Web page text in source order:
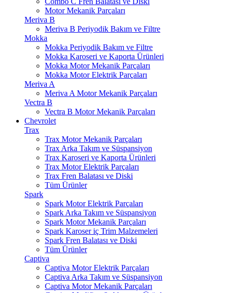
Motor Mekanik Parçaları
Meriva B
Meriva B Periyodik Bakım ve Filtre
Mokka
Mokka Periyodik Bakım ve Filtre
Mokka Karoseri ve Kaporta Ürünleri
Mokka Motor Mekanik Parçaları
Mokka Motor Elektrik Parçaları
Meriva A
Meriva A Motor Mekanik Parçaları
Vectra B
Vectra B Motor Mekanik Parçaları
Chevrolet
Trax
Trax Motor Mekanik Parçaları
Trax Arka Takım ve Süspansiyon
Trax Karoseri ve Kaporta Ürünleri
Trax Motor Elektrik Parçaları
Trax Fren Balatası ve Diski
Tüm Ürünler
Spark
Spark Motor Elektrik Parçaları
Spark Arka Takım ve Süspansiyon
Spark Motor Mekanik Parçaları
Spark Karoser iç Trim Malzemeleri
Spark Fren Balatası ve Diski
Tüm Ürünler
Captiva
Captiva Motor Elektrik Parçaları
Captiva Arka Takım ve Süspansiyon
Captiva Motor Mekanik Parçaları